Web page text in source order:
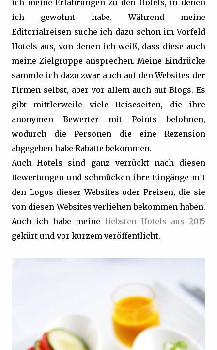
ich meine Erfahrungen zu den Hotels, in denen
ich gewohnt habe. Während meine
Editorialreisen suche ich dazu schon im Vorfeld
Hotels aus, von denen ich weiß, dass diese auch
meine Zielgruppe ansprechen. Meine Eindrücke
sammle ich dazu zwar auch auf den Websites der
Firmen selbst, aber vor allem auch auf Blogs. Es
gibt mittlerweile viele Reiseseiten, die ihre
anonymen Bewerter mit Points belohnen,
wodurch die Personen die eine Rezension
abgegeben habe Rabatte bekommen.
Auch Hotels sind ganz verrückt nach diesen
Bewertungen und schmücken ihre Eingänge mit
den Logos dieser Websites oder Preisen, die sie
von diesen Websites verliehen bekommen haben.
Auch ich habe meine liebsten Hotels aus 2015
gekürt und vor kurzem veröffentlicht.